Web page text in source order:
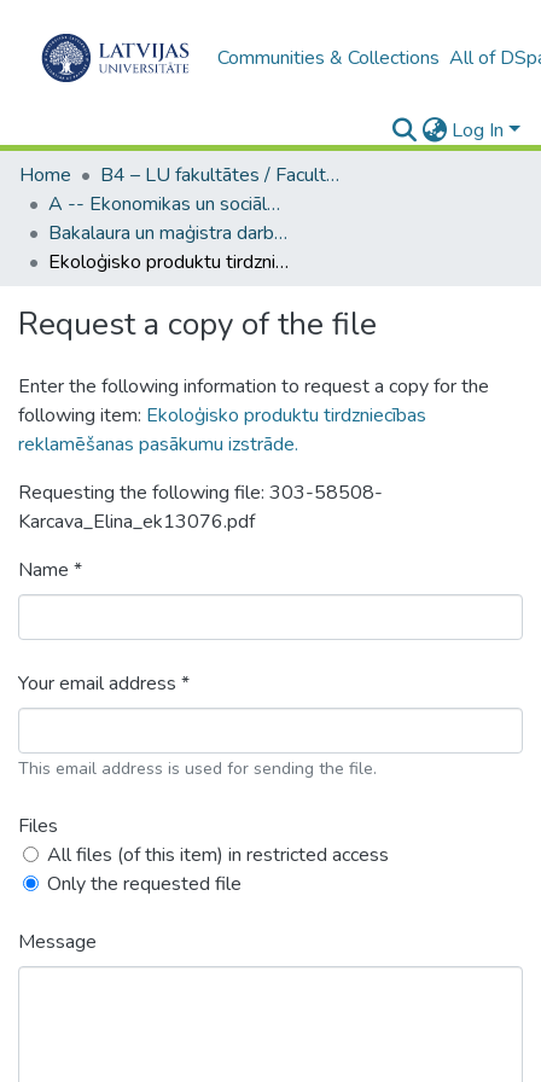
Communities & Collections All of
Log In
Home
B4 – LU fakultātes / Faculties of the UL
A -- Ekonomikas un sociālo zinātņu fakultāte / Faculty of Economics and Social Sciences
Bakalaura un maģistra darbi (ESZF) / Bachelor's and Master's theses
Ekoloģisko produktu tirdzniecības reklamēšanas pasākumu izstrāde.
Request a copy of the file
Enter the following information to request a copy for the
following item: Ekoloģisko produktu tirdzniecības
reklamēšanas pasākumu izstrāde.
Requesting the following file: 303-58508-
Karcava_Elina_ek13076.pdf
Name *
Your email address *
This email address is used for sending the file.
Files
All files (of this item) in restricted access
Only the requested file
Message